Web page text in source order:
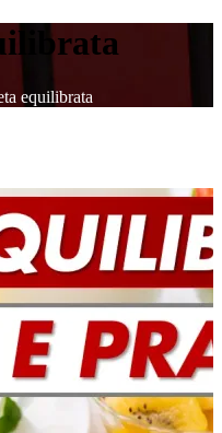
equilibrata